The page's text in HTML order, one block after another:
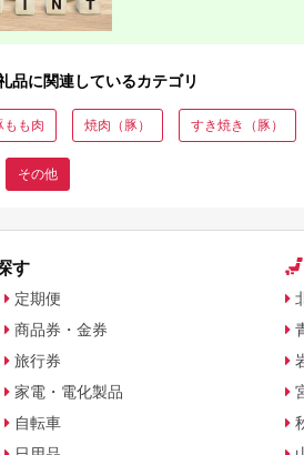
納税 還元率ランキング｜高
還元率返礼品をジャンル別
に比較
品に関連しているカテゴリ
もも肉 焼肉（豚） すき焼き（豚）
その他
す
定期便
商品券・金券
旅行券
家電・電化製品
自転車